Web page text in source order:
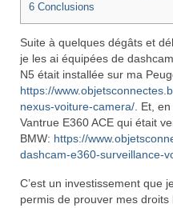
6 Conclusions
Suite à quelques dégâts et
je les ai équipées de
N5 était installée sur ma
https://
nexus-voiture-camera/ . Et,
Vantrue E360 ACE qui était
BMW: https://
dashcam-e360-surveillance-
C’est un investissement que
permis de prouver mes droits